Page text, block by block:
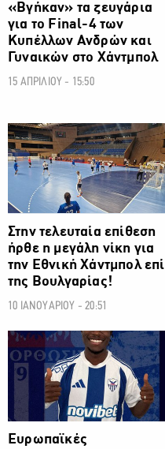
«Βγήκαν» τα ζευγάρια
για το Final-4 των
Κυπέλλων Ανδρών και
Γυναικών στο Χάντμπολ
15 ΑΠΡΙΛΙΟΥ - 15:50
Στην τελευταία επίθεση
ήρθε η μεγάλη νίκη για
την Εθνική Χάντμπολ επί
της Βουλγαρίας!
10 ΙΑΝΟΥΑΡΙΟΥ - 20:51
Ευρωπαϊκές